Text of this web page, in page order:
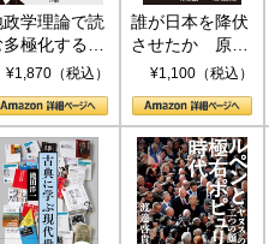
政学理論で読
多極化する世
トランプと
¥1,870（税込）
誰が日本を降伏
させたか 原爆
投下、ソ連参
(PHP新書)
¥1,100（税込）